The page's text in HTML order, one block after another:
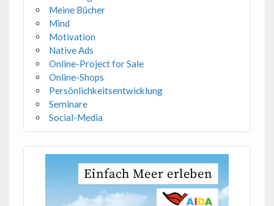
Meine Bücher
Mind
Motivation
Native Ads
Online-Project for Sale
Online-Shops
Persönlichkeitsentwicklung
Seminare
Social-Media